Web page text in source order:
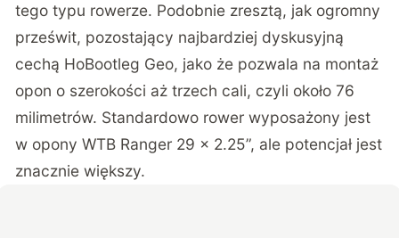
tego typu rowerze. Podobnie zresztą, jak ogromny
prześwit, pozostający najbardziej dyskusyjną
cechą HoBootleg Geo, jako że pozwala na montaż
opon o szerokości aż trzech cali, czyli około 76
milimetrów. Standardowo rower wyposażony jest
w opony WTB Ranger 29 × 2.25”, ale potencjał jest
znacznie większy.